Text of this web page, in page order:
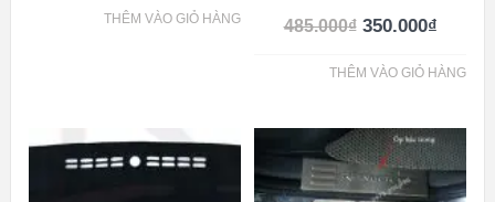
THÊM VÀO GIỎ HÀNG 485.000₫ 350.000₫
THÊM VÀO GIỎ HÀNG